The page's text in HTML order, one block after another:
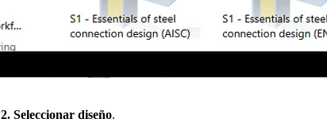
2. Seleccionar diseño.